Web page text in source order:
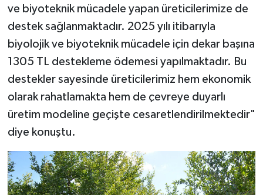
ve biyoteknik mücadele yapan üreticilerimize de
destek sağlanmaktadır. 2025 yılı itibarıyla
biyolojik ve biyoteknik mücadele için dekar başına
1305 TL destekleme ödemesi yapılmaktadır. Bu
destekler sayesinde üreticilerimiz hem ekonomik
olarak rahatlamakta hem de çevreye duyarlı
üretim modeline geçişte cesaretlendirilmektedir"
diye konuştu.